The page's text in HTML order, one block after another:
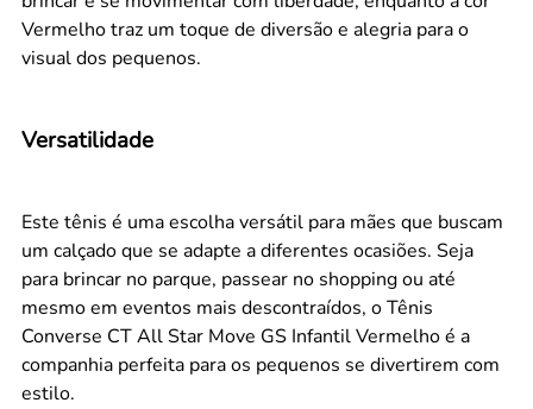
Vermelho traz um toque de diversão e alegria para o
visual dos pequenos.
Versatilidade
Este tênis é uma escolha versátil para mães que buscam
um calçado que se adapte a diferentes ocasiões. Seja
para brincar no parque, passear no shopping ou até
mesmo em eventos mais descontraídos, o Tênis
Converse CT All Star Move GS Infantil Vermelho é a
companhia perfeita para os pequenos se divertirem com
estilo.